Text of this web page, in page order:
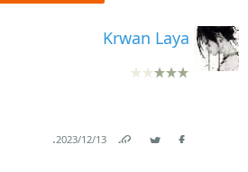
Krwan Laya
13‏/12‏/2023
.